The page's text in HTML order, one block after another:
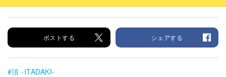
ポストする シェアする
頂 -ITADAKI-